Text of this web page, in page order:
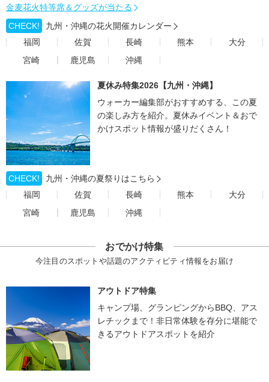
金麦花火特等席＆グッズが当たる
CHECK!
九州・沖縄の花火開催カレンダー
福岡
佐賀 長崎 熊本
大分
宮崎
鹿児島 沖縄
夏休み特集2026【九州・沖縄】
ウォーカー編集部がおすすめする、この夏
の楽しみ方を紹介。夏休みイベント＆おで
かけスポット情報が盛りだくさん！
CHECK!
九州・沖縄の夏祭りはこちら
福岡
佐賀 長崎 熊本
大分
宮崎
鹿児島 沖縄
おでかけ特集
今注目のスポットや話題のアクティビティ情報をお届け
アウトドア特集
キャンプ場、グランピングからBBQ、アス
レチックまで！非日常体験を存分に堪能で
きるアウトドアスポットを紹介